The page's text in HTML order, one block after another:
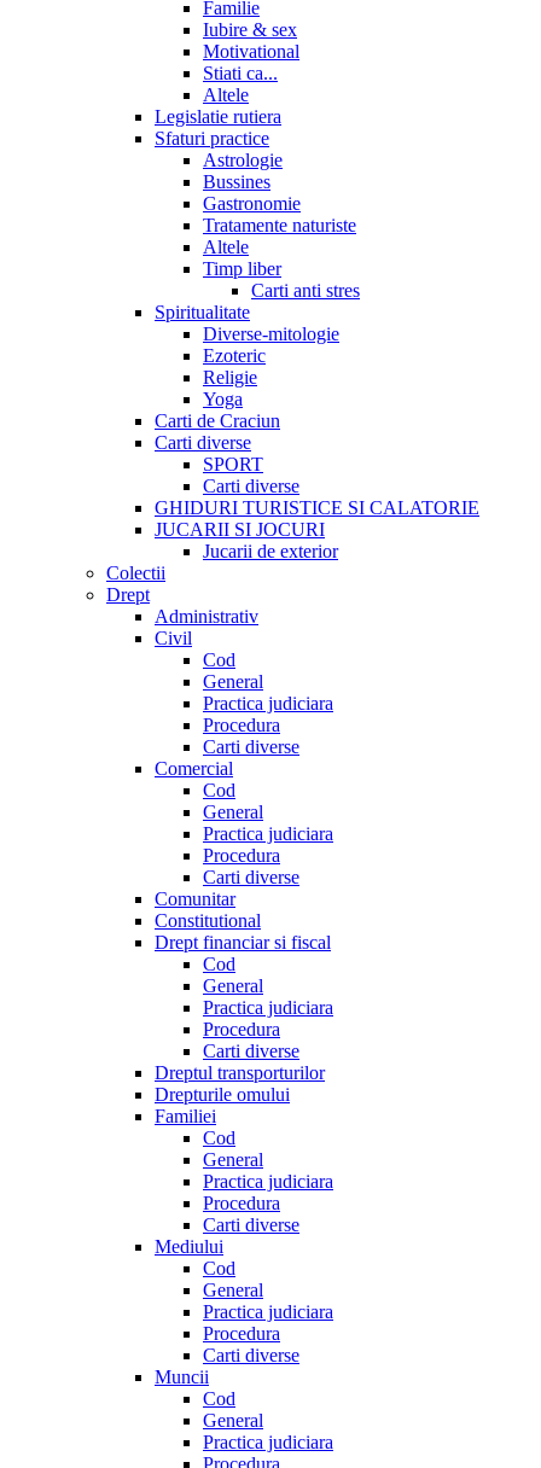
Familie
Iubire & sex
Motivational
Stiati ca...
Altele
Legislatie rutiera
Sfaturi practice
Astrologie
Bussines
Gastronomie
Tratamente naturiste
Altele
Timp liber
Carti anti stres
Spiritualitate
Diverse-mitologie
Ezoteric
Religie
Yoga
Carti de Craciun
Carti diverse
SPORT
Carti diverse
GHIDURI TURISTICE SI CALATORIE
JUCARII SI JOCURI
Jucarii de exterior
Colectii
Drept
Administrativ
Civil
Cod
General
Practica judiciara
Procedura
Carti diverse
Comercial
Cod
General
Practica judiciara
Procedura
Carti diverse
Comunitar
Constitutional
Drept financiar si fiscal
Cod
General
Practica judiciara
Procedura
Carti diverse
Dreptul transporturilor
Drepturile omului
Familiei
Cod
General
Practica judiciara
Procedura
Carti diverse
Mediului
Cod
General
Practica judiciara
Procedura
Carti diverse
Muncii
Cod
General
Practica judiciara